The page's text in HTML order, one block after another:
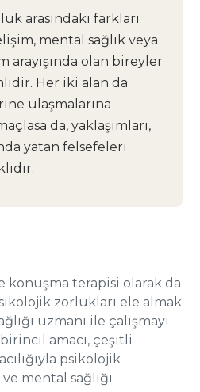
arasındaki farkları
mental sağlık veya
arayışında olan bireyler
Her iki alan da
ulaşmalarına
da, yaklaşımları,
yatan felsefeleri
konuşma terapisi olarak da
zorlukları ele almak
uzmanı ile çalışmayı
amacı, çeşitli
psikolojik
mental sağlığı